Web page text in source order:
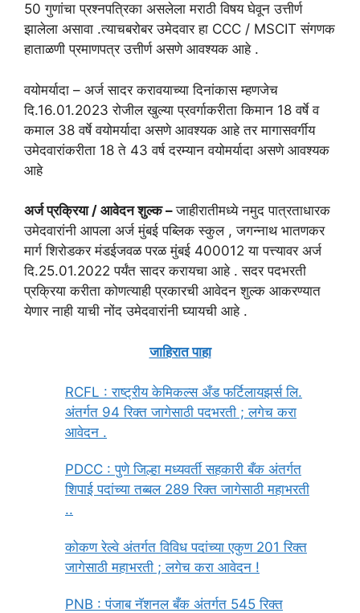
50 गुणांचा प्रश्नपत्रिका असलेला मराठी विषय घेवून उत्तीर्ण
झालेला असावा .त्याचबरोबर उमेदवार हा CCC / MSCIT संगणक
हाताळणी प्रमाणपत्र उत्तीर्ण असणे आवश्यक आहे .
वयोमर्यादा – अर्ज सादर करावयाच्या दिनांकास म्हणजेच
दि.16.01.2023 रोजील खुल्या प्रवर्गाकरीता किमान 18 वर्षे व
कमाल 38 वर्षे वयोमर्यादा असणे आवश्यक आहे तर मागासवर्गीय
उमेदवारांकरीता 18 ते 43 वर्ष दरम्यान वयोमर्यादा असणे आवश्यक
आहे
अर्ज प्रक्रिया / आवेदन शुल्क –जाहीरातीमध्ये नमुद पात्रताधारक
उमेदवारांनी आपला अर्ज मुंबई पब्लिक स्कुल , जगन्नाथ भातणकर
मार्ग शिरोडकर मंडईजवळ परळ मुंबई 400012 या पत्त्यावर अर्ज
दि.25.01.2022 पर्यंत सादर करायचा आहे . सदर पदभरती
प्रक्रिया करीता कोणत्याही प्रकारची आवेदन शुल्क आकरण्यात
येणार नाही याची नोंद उमेदवारांनी घ्यायची आहे .
जाहिरात पाहा
RCFL : राष्ट्रीय केमिकल्स अँड फर्टिलायझर्स लि.
अंतर्गत 94 रिक्त जागेसाठी पदभरती ; लगेच करा
आवेदन .
PDCC : पुणे जिल्हा मध्यवर्ती सहकारी बँक अंतर्गत
शिपाई पदांच्या तब्बल 289 रिक्त जागेसाठी महाभरती
..
कोकण रेल्वे अंतर्गत विविध पदांच्या एकुण 201 रिक्त
जागेसाठी महाभरती ; लगेच करा आवेदन !
PNB : पंजाब नॅशनल बँक अंतर्गत 545 रिक्त